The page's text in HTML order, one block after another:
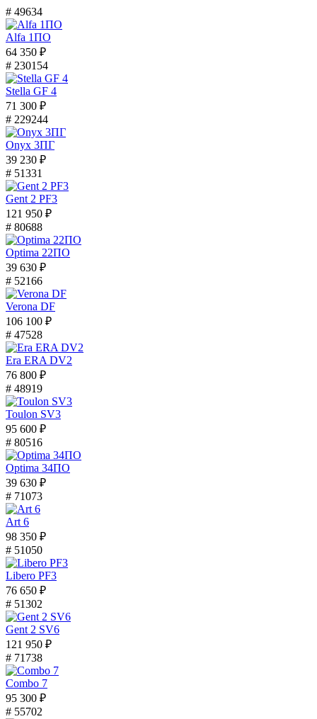
# 49634
Alfa 1ПО
64 350 ₽
# 230154
Stella GF 4
71 300 ₽
# 229244
Onyx 3ПГ
39 230 ₽
# 51331
Gent 2 PF3
121 950 ₽
# 80688
Optima 22ПО
39 630 ₽
# 52166
Verona DF
106 100 ₽
# 47528
Era ERA DV2
76 800 ₽
# 48919
Toulon SV3
95 600 ₽
# 80516
Optima 34ПО
39 630 ₽
# 71073
Art 6
98 350 ₽
# 51050
Libero PF3
76 650 ₽
# 51302
Gent 2 SV6
121 950 ₽
# 71738
Combo 7
95 300 ₽
# 55702